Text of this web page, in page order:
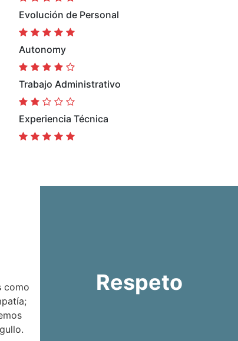
Evolución de Personal
Autonomy
Trabajo Administrativo
Experiencia Técnica
como
Respeto